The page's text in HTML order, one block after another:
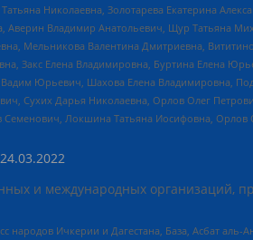
Николаевна, Золотарева Екатерина
Аверин Владимир Анатольевич, Щур Татьяна
Мельникова Валентина Дмитриевна,
Закс Елена Владимировна, Буртина Елена
Юрьевич, Шахова Елена Владимировна,
Сухих Дарья Николаевна, Орлов Олег
Локшина Татьяна Иосифовна,
24.03.2022
и международных организаций,
Ичкерии и Дагестана, База, Асбат аль-